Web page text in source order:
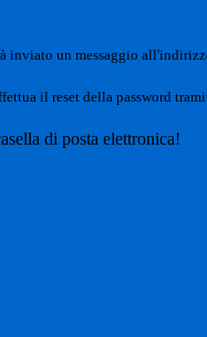
inviato un messaggio
il reset della password
di posta elettronica!